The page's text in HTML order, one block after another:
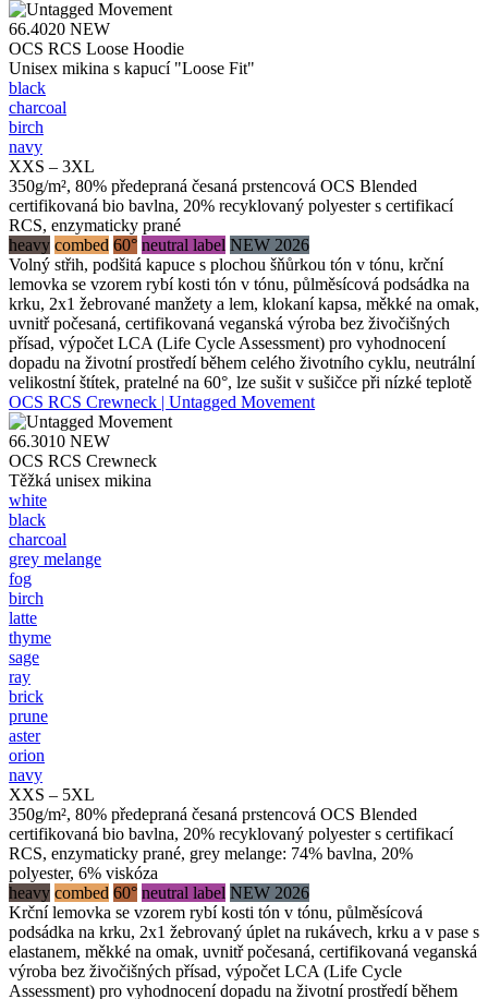
66.4020 NEW
OCS RCS Loose Hoodie
Unisex mikina s kapucí "Loose Fit"
black
charcoal
birch
navy
XXS – 3XL
350g/m², 80% předepraná česaná prstencová OCS Blended
certifikovaná bio bavlna, 20% recyklovaný polyester s certifikací
RCS, enzymaticky prané
heavy combed 60° neutral label NEW 2026
Volný střih, podšitá kapuce s plochou šňůrkou tón v tónu, krční
lemovka se vzorem rybí kosti tón v tónu, půlměsícová podsádka na
krku, 2x1 žebrované manžety a lem, klokaní kapsa, měkké na omak,
uvnitř počesaná, certifikovaná veganská výroba bez živočišných
přísad, výpočet LCA (Life Cycle Assessment) pro vyhodnocení
dopadu na životní prostředí během celého životního cyklu, neutrální
velikostní štítek, pratelné na 60°, lze sušit v sušičce při nízké teplotě
OCS RCS Crewneck | Untagged Movement
66.3010 NEW
OCS RCS Crewneck
Těžká unisex mikina
white
black
charcoal
grey melange
fog
birch
latte
thyme
sage
ray
brick
prune
aster
orion
navy
XXS – 5XL
350g/m², 80% předepraná česaná prstencová OCS Blended
certifikovaná bio bavlna, 20% recyklovaný polyester s certifikací
RCS, enzymaticky prané, grey melange: 74% bavlna, 20%
polyester, 6% viskóza
heavy combed 60° neutral label NEW 2026
Krční lemovka se vzorem rybí kosti tón v tónu, půlměsícová
podsádka na krku, 2x1 žebrovaný úplet na rukávech, krku a v pase s
elastanem, měkké na omak, uvnitř počesaná, certifikovaná veganská
výroba bez živočišných přísad, výpočet LCA (Life Cycle
Assessment) pro vyhodnocení dopadu na životní prostředí během